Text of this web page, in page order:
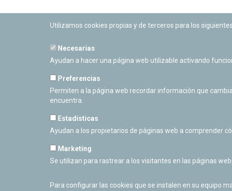
PLANETARIO DE PAMPLONA
Calle Sancho RamÃ­rez, s/n
Cerrado Temporalmente
Utilizamos cookies propias y de terceros para los
Necesarias
Ayudan a hacer una página web utilizable activando
Preferencias
Permiten a la página web recordar información que
encuentra.
Estadísticas
Ayudan a los propietarios de páginas web a comprender
Marketing
Se utilizan para rastrear a los visitantes en las páginas
Para configurar las cookies que se instalen en su equipo